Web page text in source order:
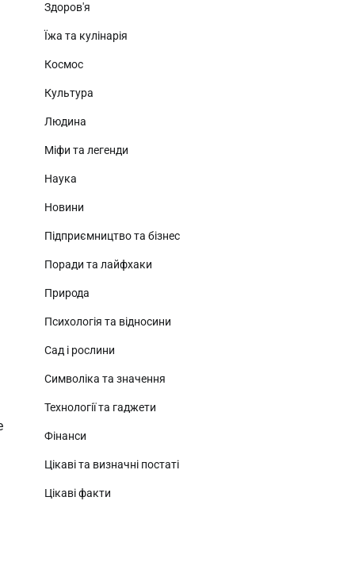
Здоров'я
Їжа та кулінарія
Космос
Культура
Людина
Міфи та легенди
Наука
Новини
Підприємництво та бізнес
Поради та лайфхаки
Природа
Психологія та відносини
Сад і рослини
Символіка та значення
Технології та гаджети
Фінанси
Цікаві та визначні постаті
Цікаві факти